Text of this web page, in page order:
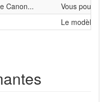
Vous pouvez
Le modèle